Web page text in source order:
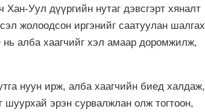
Уул дүүргийн нутаг дэвсгэрт хяналт
жолоодсон иргэнийг саатуулан шалгах
алба хаагчийг хэл амаар доромжилж,
нуун ирж, алба хаагчийн биед халдаж,
шуурхай эрэн сурвалжлан олж тогтоон,